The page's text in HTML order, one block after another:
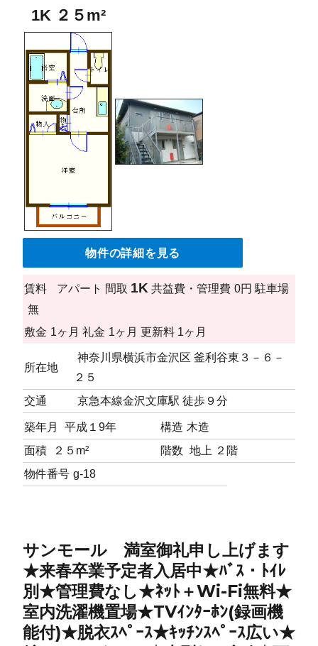
1K ２５m²
物件の詳細を見る
賃料 アパート 間取 1K 共益費・管理費 0円 駐車場
無
敷金 1ヶ月 礼金 1ヶ月 更新料 1ヶ月
所在地
神奈川県横浜市金沢区 釜利谷東３－６－
２５
交通
京急本線金沢文庫駅 徒歩９分
築年月 平成１9年 構造 木造
面積
２５m² 階数 地上 ２階
物件番号 g-18
サンモール 満室御礼申し上げます
★来春卒業予定者入居中★ﾊﾞｽ・ﾄｲﾚ
別★管理費なし★ﾈｯﾄ＋Wi-Fi無料★
室内洗濯機置場★TVｲﾝﾀｰﾎﾝ(録画機
能付)★脱衣ｽﾍﾟｰｽ★ｷｯﾁﾝｽﾍﾟｰｽ広い★